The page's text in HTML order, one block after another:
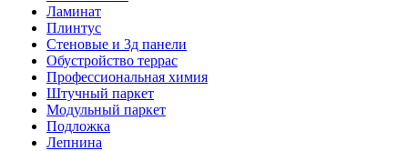
Ламинат
Плинтус
Стеновые и 3д панели
Обустройство террас
Профессиональная химия
Штучный паркет
Модульный паркет
Подложка
Лепнина